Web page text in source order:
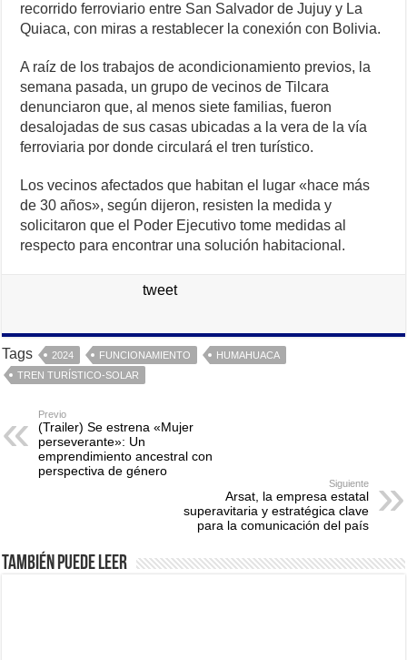
recorrido ferroviario entre San Salvador de Jujuy y La
Quiaca, con miras a restablecer la conexión con Bolivia.
A raíz de los trabajos de acondicionamiento previos, la
semana pasada, un grupo de vecinos de Tilcara
denunciaron que, al menos siete familias, fueron
desalojadas de sus casas ubicadas a la vera de la vía
ferroviaria por donde circulará el tren turístico.
Los vecinos afectados que habitan el lugar «hace más
de 30 años», según dijeron, resisten la medida y
solicitaron que el Poder Ejecutivo tome medidas al
respecto para encontrar una solución habitacional.
tweet
Tags 2024 FUNCIONAMIENTO
HUMAHUACA
TREN TURÍSTICO-SOLAR
Previo
(Trailer) Se estrena «Mujer
perseverante»: Un
emprendimiento ancestral con
perspectiva de género
Siguiente
Arsat, la empresa estatal
superavitaria y estratégica clave
para la comunicación del país
También puede leer